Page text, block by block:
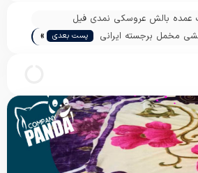
عمده بالش عروسکی نمدی فیل
مخمل برجسته ایرانی
پست بعدی »